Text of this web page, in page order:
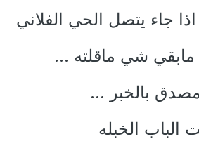
جاء يتصل الحي الفلاني
مابقي شي ماقلته ...
بالخبر ...
الخبله